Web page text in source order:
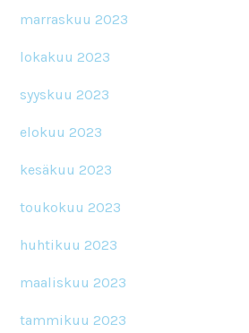
marraskuu 2023
lokakuu 2023
syyskuu 2023
elokuu 2023
kesäkuu 2023
toukokuu 2023
huhtikuu 2023
maaliskuu 2023
tammikuu 2023